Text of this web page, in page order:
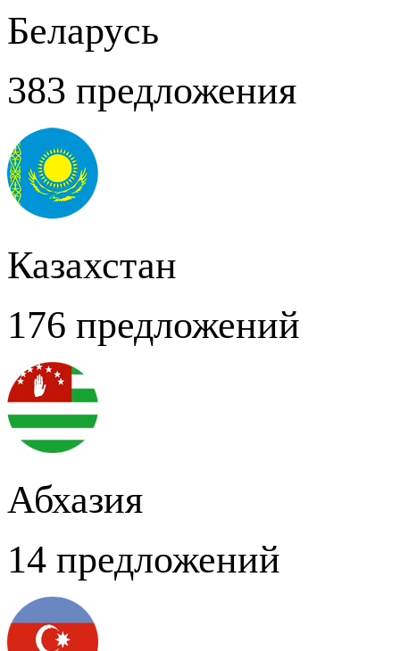
Беларусь
383 предложения
Казахстан
176 предложений
Абхазия
14 предложений